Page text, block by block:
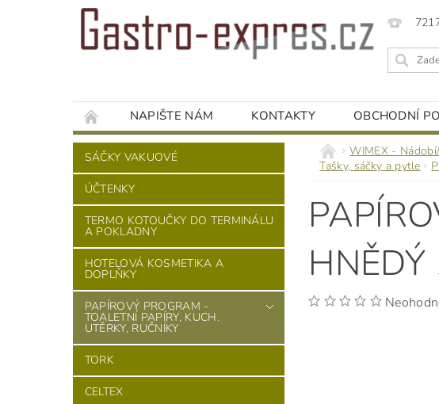
NAPIŠTE NÁM KONTAKTY OBCHODNÍ
SÁČKY VAKUOVÉ
ÚČTENKY
TERMO KOTOUČKY DO TERMINÁLU
A POKLADNY
HOTELOVÁ KOSMETIKA A
DOPLŇKY
PAPÍROVÝ PROGRAM -
TOALETNÍ PAPÍRY, KUCH.
UTĚRKY, RUČNÍKY
TORK
CELTEX
WIMEX -
Tašky, sáčky a pytle